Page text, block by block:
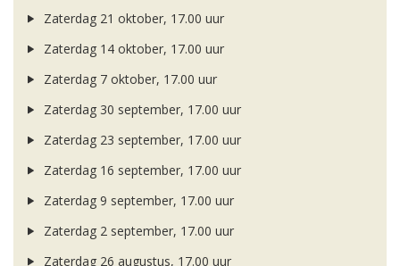
Zaterdag 21 oktober, 17.00 uur
Zaterdag 14 oktober, 17.00 uur
Zaterdag 7 oktober, 17.00 uur
Zaterdag 30 september, 17.00 uur
Zaterdag 23 september, 17.00 uur
Zaterdag 16 september, 17.00 uur
Zaterdag 9 september, 17.00 uur
Zaterdag 2 september, 17.00 uur
Zaterdag 26 augustus, 17.00 uur